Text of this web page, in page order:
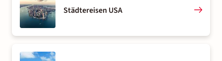
Städtereisen USA